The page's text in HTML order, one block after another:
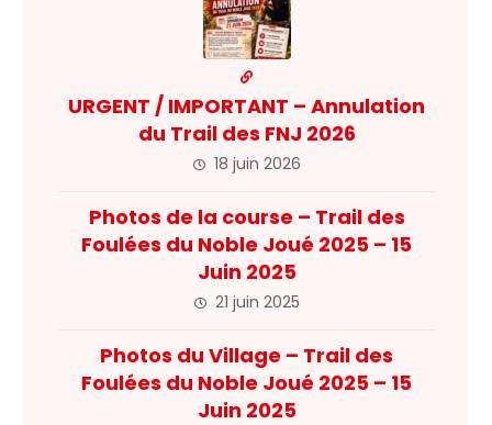
URGENT / IMPORTANT – Annulation
du Trail des FNJ 2026
18 juin 2026
Photos de la course – Trail des
Foulées du Noble Joué 2025 – 15
Juin 2025
21 juin 2025
Photos du Village – Trail des
Foulées du Noble Joué 2025 – 15
Juin 2025